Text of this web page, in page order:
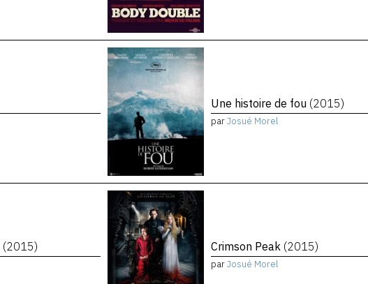
Une histoire de fou (2015)
parJosué Morel
(2015) Crimson Peak (2015)
parJosué Morel